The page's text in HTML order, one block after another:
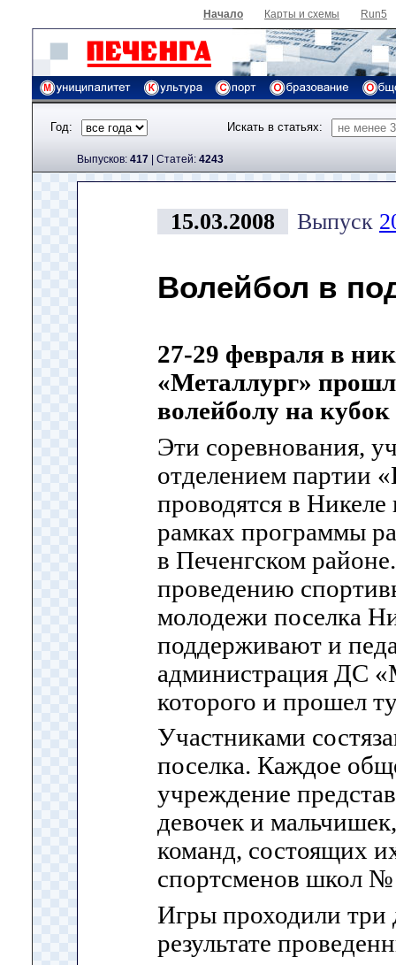
Начало Карты и схемы Run5
Год: Искать в статьях:
Выпусков: 417 | Cтатей: 4243
15.03.2008 Выпуск
Волейбол в
27-29 февраля в
«Металлург»
волейболу на
Эти соревнования,
отделением партии
проводятся в Никеле
рамках программы
в Печенгском
проведению
молодежи поселка
поддерживают и
администрация ДС
которого и прошел
Участниками
поселка. Каждое
учреждение
девочек и
команд, состоящих
спортсменов школ №
Игры проходили три
результате